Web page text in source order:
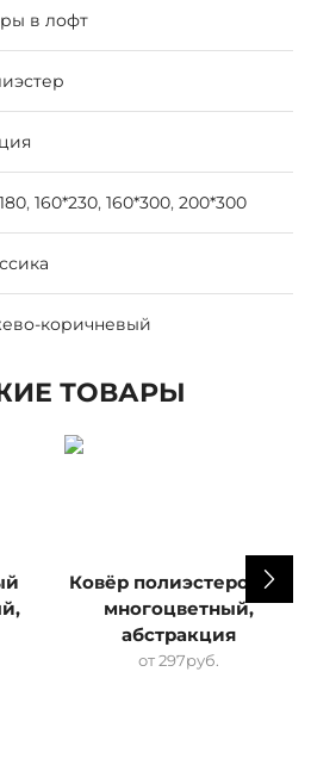
в лофт
, 160*230, 160*300, 200*300
коричневый
ТОВАРЫ
Ковёр полиэстеровый
многоцветный,
абстракция
от297руб.